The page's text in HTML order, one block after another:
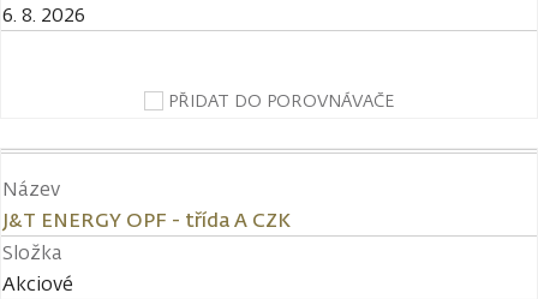
6. 8. 2026
PŘIDAT DO POROVNÁVAČE
Název
J&T ENERGY OPF - třída A CZK
Složka
Akciové